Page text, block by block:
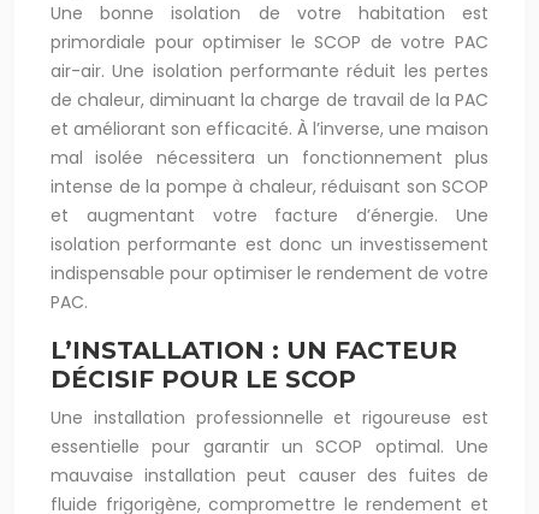
Une bonne isolation de votre habitation est
primordiale pour optimiser le SCOP de votre PAC
air-air. Une isolation performante réduit les pertes
de chaleur, diminuant la charge de travail de la PAC
et améliorant son efficacité. À l’inverse, une maison
mal isolée nécessitera un fonctionnement plus
intense de la pompe à chaleur, réduisant son SCOP
et augmentant votre facture d’énergie. Une
isolation performante est donc un investissement
indispensable pour optimiser le rendement de votre
PAC.
L’INSTALLATION : UN FACTEUR
DÉCISIF POUR LE SCOP
Une installation professionnelle et rigoureuse est
essentielle pour garantir un SCOP optimal. Une
mauvaise installation peut causer des fuites de
fluide frigorigène, compromettre le rendement et